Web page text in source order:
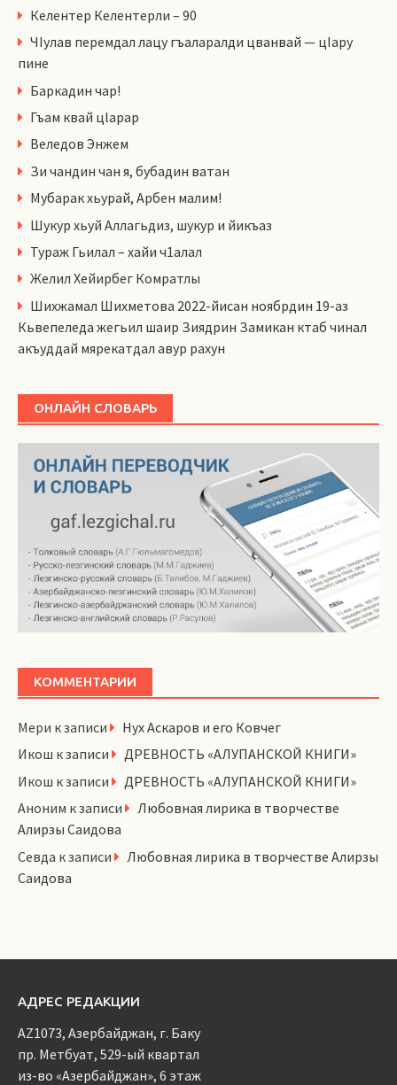
Келентер Келентерли – 90
ЧIулав перемдал лацу гъаларалди цванвай — цIару
пине
Баркадин чар!
Гъам квай цlарар
Веледов Энжем
Зи чандин чан я, бубадин ватан
Мубарак хьурай, Арбен малим!
Шукур хьуй Аллагьдиз, шукур и йикъаз
Тураж Гьилал – хайи ч1алал
Желил Хейирбег Комратлы
Шихжамал Шихметова 2022-йисан ноябрдин 19-аз
Кьвепеледа жегьил шаир Зиядрин Замикан ктаб чинал
акъуддай мярекатдал авур рахун
ОНЛАЙН СЛОВАРЬ
КОММЕНТАРИИ
Мери к записи
Нух Аскаров и его Ковчег
Икош к записи
ДРЕВНОСТЬ «АЛУПАНСКОЙ КНИГИ»
Икош к записи
ДРЕВНОСТЬ «АЛУПАНСКОЙ КНИГИ»
Аноним к записи
Любовная лирика в творчестве
Алирзы Саидова
Севда к записи
Любовная лирика в творчестве Алирзы
Саидова
АДРЕС РЕДАКЦИИ
AZ1073, Азербайджан, г. Баку
пр. Метбуат, 529-ый квартал
из-во «Азербайджан», 6 этаж